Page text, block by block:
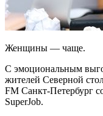
Женщины — чаще.
С эмоциональным
жителей Северной
FM Санкт-Петербург
SuperJob.